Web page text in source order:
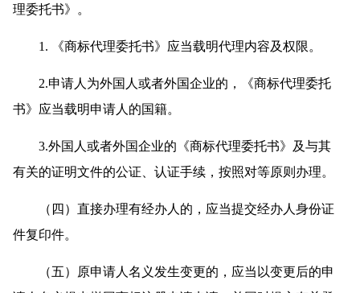
理委托书》。
1. 《商标代理委托书》应当载明代理内容及权限。
2.申请人为外国人或者外国企业的，《商标代理委托
书》应当载明申请人的国籍。
3.外国人或者外国企业的《商标代理委托书》及与其
有关的证明文件的公证、认证手续，按照对等原则办理。
（四）直接办理有经办人的，应当提交经办人身份证
件复印件。
（五）原申请人名义发生变更的，应当以变更后的申